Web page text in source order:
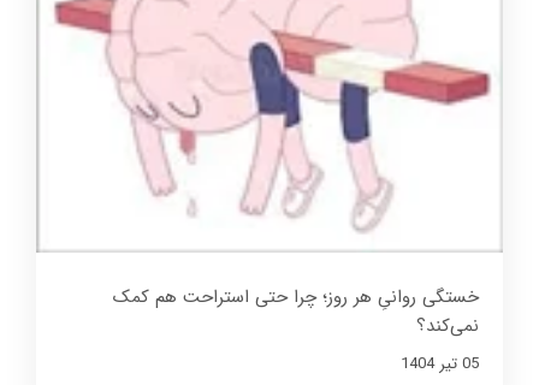
خستگی روانیِ هر روز؛ چرا حتی استراحت هم کمک
نمی‌کند؟
05 تير 1404